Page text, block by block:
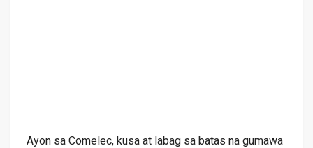
Ayon sa Comelec, kusa at labag sa batas na gumawa